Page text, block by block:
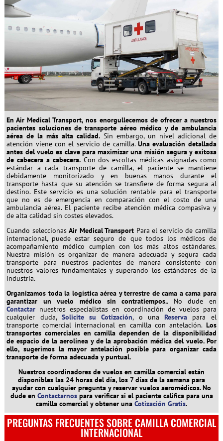
En Air Medical Transport, nos enorgullecemos de ofrecer a nuestros
pacientes soluciones de transporte aéreo médico y de ambulancia
aérea de la más alta calidad. Sin embargo, un nivel adicional de
atención viene con el servicio de camilla. Una evaluación detallada
antes del vuelo es clave para maximizar una misión segura y exitosa
de cabecera a cabecera.Con dos escoltas médicas asignadas como
estándar a cada transporte de camilla, el paciente se mantiene
debidamente monitorizado y en buenas manos durante el
transporte hasta que su atención se transfiere de forma segura al
destino. Este servicio es una solución rentable para el transporte
que no es de emergencia en comparación con el costo de una
ambulancia aérea. El paciente recibe atención médica compasiva y
de alta calidad sin costes elevados.
Cuando seleccionasAir Medical Transport Para el servicio de camilla
internacional, puede estar seguro de que todos los médicos de
acompañamiento médico cumplen con los más altos estándares.
Nuestra misión es organizar de manera adecuada y segura cada
transporte para nuestros pacientes de manera consistente con
nuestros valores fundamentales y superando los estándares de la
industria.
Organizamos toda la logística aérea y terrestre de cama a cama para
garantizar un vuelo médico sin contratiempos.. No dude en
Contactar nuestros especialistas en coordinación de vuelos para
cualquier duda, Solicite su Cotización, o unaReserva para el
transporte comercial internacional en camilla con antelación. Los
transportes comerciales en camilla dependen de la disponibilidad
de espacio de la aerolínea y de la aprobación médica del vuelo. Por
ello, sugerimos la mayor antelación posible para organizar cada
transporte de forma adecuada y puntual.
Nuestros coordinadores de vuelos en camilla comercial están
disponibles las 24 horas del día, los 7 días de la semana para
ayudar con cualquier pregunta y reservar vuelos aeromédicos.No
dude en Contactarnospara verificar si el paciente califica para una
camilla comercial y obtener una Cotización Gratis.
PREGUNTAS FRECUENTES SOBRE CAMILLA COMERCIAL
INTERNACIONAL